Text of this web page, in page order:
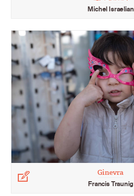
Michel Israelian
Ginevra
Francis Traunig